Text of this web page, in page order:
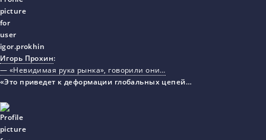
Игорь Прохин:
— «Невидимая рука рынка», говорили они…
«Это приведет к деформации глобальных цепей…